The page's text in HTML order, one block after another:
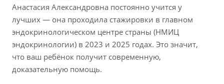
Анастасия Александровна постоянно учится у
лучших — она проходила стажировки в главном
эндокринологическом центре страны (НМИЦ
эндокринологии) в 2023 и 2025 годах. Это значит,
что ваш ребёнок получит современную,
доказательную помощь.